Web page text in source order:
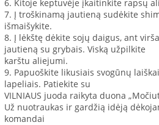
6. Kitoje keptuvėje įkaitinkite rapsų
7. Į troškinamą jautieną sudėkite
išmaišykite.
8. Į lėkštę dėkite sojų daigus, ant
jautieną su grybais. Viską užpilkite
karštu aliejumi.
9. Papuoškite likusiais svogūnų
lapeliais. Patiekite su
VILNIAUS juoda raikyta duona
Už nuotraukas ir gardžią idėją
komandai